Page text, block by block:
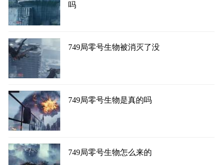
吗
749局零号生物被消灭了没
749局零号生物是真的吗
749局零号生物怎么来的